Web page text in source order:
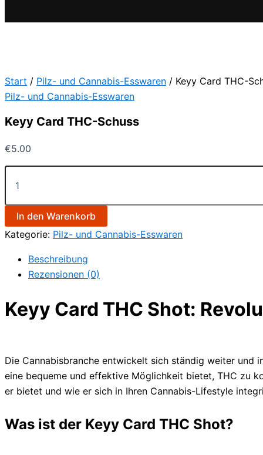
Start / Pilz- und Cannabis-Esswaren / Keyy Card THC-
Pilz- und Cannabis-Esswaren
Keyy Card THC-Schuss
€5.00
In den Warenkorb
Kategorie: Pilz- und Cannabis-Esswaren
Beschreibung
Rezensionen (0)
Keyy Card THC Shot:
Die Cannabisbranche entwickelt sich ständig weiter und
eine bequeme und effektive Möglichkeit bietet, THC zu
er bietet und wie er sich in Ihren Cannabis-Lifestyle
Was ist der Keyy Card THC Shot?